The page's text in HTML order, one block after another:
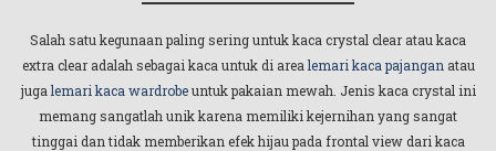
Salah satu kegunaan paling sering untuk kaca crystal clear atau kaca
extra clear adalah sebagai kaca untuk di area lemari kaca pajangan atau
juga lemari kaca wardrobeuntuk pakaian mewah. Jenis kaca crystal ini
memang sangatlah unik karena memiliki kejernihan yang sangat
tinggai dan tidak memberikan efek hijau pada frontal view dari kaca